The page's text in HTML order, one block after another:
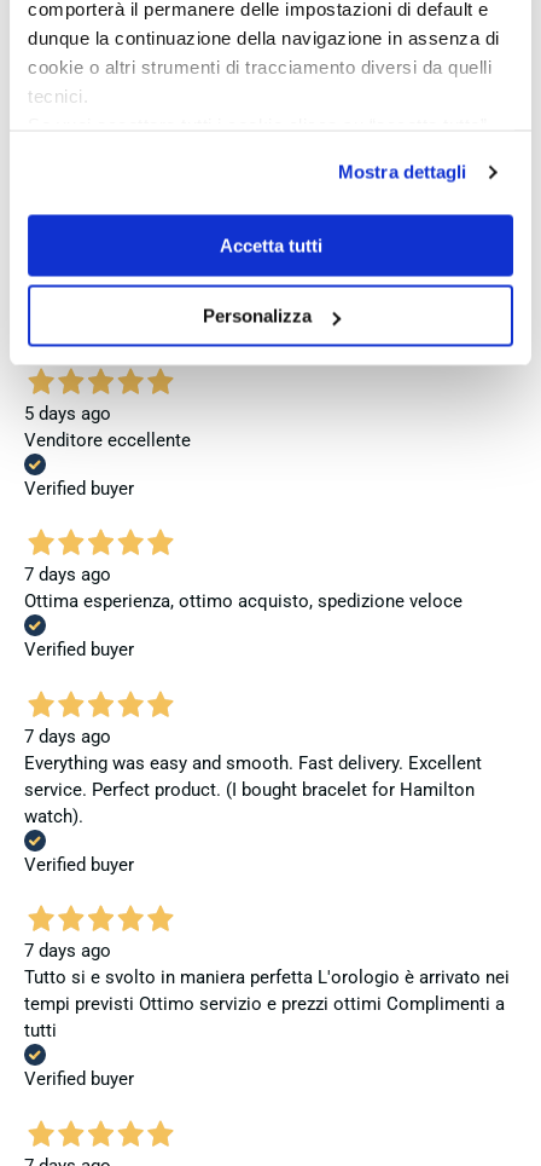
comporterà il permanere delle impostazioni di default e
dunque la continuazione della navigazione in assenza di
cookie o altri strumenti di tracciamento diversi da quelli
tecnici.
Se vuoi saperne di più consulta laprivacy policye la
Mostra dettagli
Accetta tutti
Personalizza
erwartet, dass sie mit der vollständigen Originalpräsentation
geliefert wird. Insgesamt empfehle ich den Händler aufgrund
des guten Preises und der seriösen Abwicklung, hoffe
jedoch, dass bei zukünftigen Bestellungen mehr Wert auf
Perfetto
5 days ago
Venditore eccellente
Verified buyer
7 days ago
Ottima esperienza, ottimo acquisto, spedizione veloce
Verified buyer
7 days ago
Everything was easy and smooth. Fast delivery. Excellent
service. Perfect product. (I bought bracelet for Hamilton
watch).
Verified buyer
7 days ago
Tutto si e svolto in maniera perfetta L'orologio è arrivato nei
tempi previsti Ottimo servizio e prezzi ottimi Complimenti a
tutti
Verified buyer